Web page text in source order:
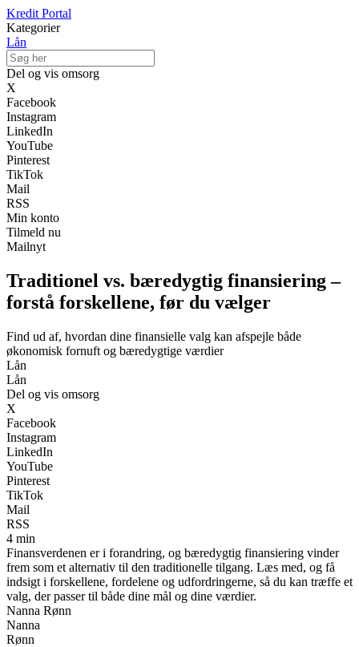
Kredit Portal
Kategorier
Lån
Del og vis omsorg
X
Facebook
Instagram
LinkedIn
YouTube
Pinterest
TikTok
Mail
RSS
Min konto
Tilmeld nu
Mailnyt
Traditionel vs. bæredygtig finansiering –
forstå forskellene, før du vælger
Find ud af, hvordan dine finansielle valg kan afspejle både
økonomisk fornuft og bæredygtige værdier
Lån
Lån
Del og vis omsorg
X
Facebook
Instagram
LinkedIn
YouTube
Pinterest
TikTok
Mail
RSS
4 min
Finansverdenen er i forandring, og bæredygtig finansiering vinder
frem som et alternativ til den traditionelle tilgang. Læs med, og få
indsigt i forskellene, fordelene og udfordringerne, så du kan træffe et
valg, der passer til både dine mål og dine værdier.
Nanna Rønn
Nanna
Rønn